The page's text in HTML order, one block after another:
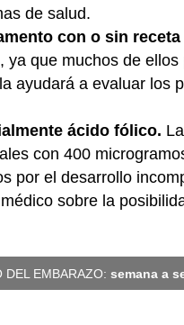
de salud.
con o sin
que muchos de
ayudará a evaluar los
ácido fólico.
con 400
por el desarrollo
sobre la
DEL EMBARAZO: semana a